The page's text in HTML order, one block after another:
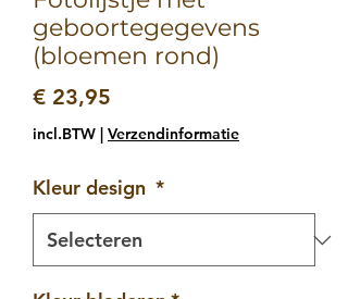
geboortegegevens
(bloemen rond)
€ 23,95
incl.BTW | Verzendinformatie
Kleur design *